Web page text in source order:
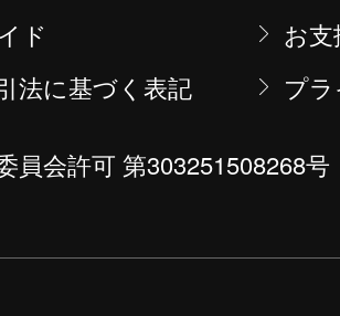
ド
お
法に基づく表記
プ
員会許可 第303251508268号